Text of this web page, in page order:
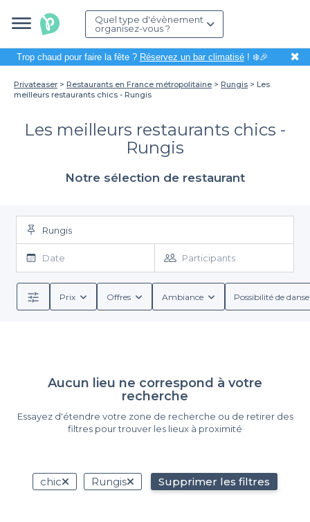
Quel type d'évènement
organisez-vous ?
Trop chaud pour faire la fête ? Réservez un bar climatisé! ❄️🎉 ✖
Privateaser Restaurants en France métropolitaine Rungis
Les
meilleurs restaurants chics - Rungis
Les meilleurs restaurants chics -
Rungis
Notre sélection de restaurant
Rungis
Date Participants
Prix Offres Ambiance Possibilité de
Aucun lieu ne correspond à votre
recherche
Essayez d'étendre votre zone de recherche ou de retirer des
filtres pour trouver les lieux à proximité
chic Rungis Supprimer les filtres